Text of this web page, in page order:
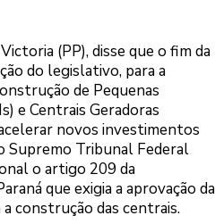
(PP), disse que o fim da
do legislativo, para a
de Pequenas
e Centrais Geradoras
novos investimentos
Supremo Tribunal Federal
o artigo 209 da
que exigia a aprovação da
construção das centrais.